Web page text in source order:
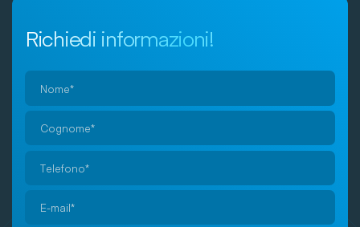
Richiedi informazioni!